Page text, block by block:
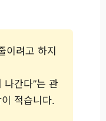
이려고 하지
나간다”는 관
적습니다.